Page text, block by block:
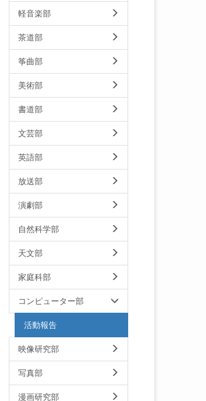
軽音楽部
茶道部
筝曲部
美術部
書道部
文芸部
英語部
放送部
演劇部
自然科学部
天文部
家庭科部
コンピューター部
活動報告
映像研究部
写真部
漫画研究部